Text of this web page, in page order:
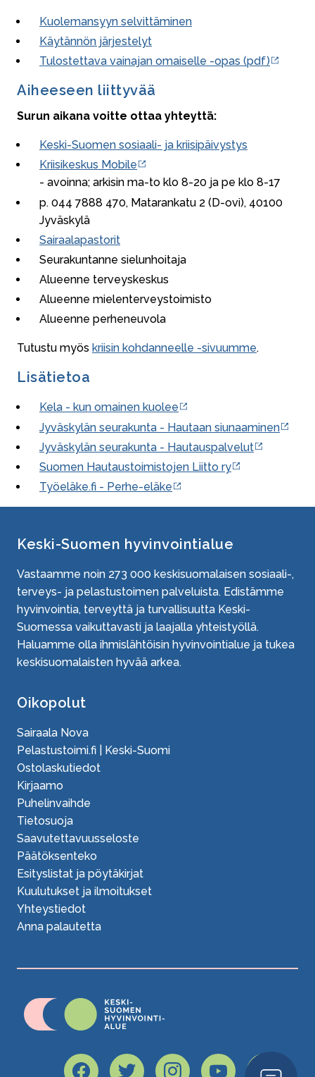
Open
Kuolemansyyn selvittäminen
Käytännön järjestelyt
Tulostettava vainajan omaiselle -opas (pdf)
Aiheeseen liittyvää
Surun aikana voitte ottaa yhteyttä:
Keski-Suomen sosiaali- ja kriisipäivystys
Kriisikeskus Mobile
- avoinna; arkisin ma-to klo 8-20 ja pe klo 8-17
p. 044 7888 470, Matarankatu 2 (D-ovi), 40100
Jyväskylä
Sairaalapastorit
Seurakuntanne sielunhoitaja
Alueenne terveyskeskus
Alueenne mielenterveystoimisto
Alueenne perheneuvola
Tutustu myös kriisin kohdanneelle -sivuumme.
Lisätietoa
Kela - kun omainen kuolee
Jyväskylän seurakunta - Hautaan siunaaminen
Jyväskylän seurakunta - Hautauspalvelut
Suomen Hautaustoimistojen Liitto ry
Työeläke.fi - Perhe-eläke
Keski-Suomen hyvinvointialue
Vastaamme noin 273 000 keskisuomalaisen sosiaali-,
terveys- ja pelastustoimen palveluista. Edistämme
hyvinvointia, terveyttä ja turvallisuutta Keski-
Suomessa vaikuttavasti ja laajalla yhteistyöllä.
Haluamme olla ihmislähtöisin hyvinvointialue ja tukea
keskisuomalaisten hyvää arkea.
Oikopolut
Sairaala Nova
Pelastustoimi.fi | Keski-Suomi
Ostolaskutiedot
Kirjaamo
Puhelinvaihde
Tietosuoja
Saavutettavuusseloste
Päätöksenteko
Esityslistat ja pöytäkirjat
Kuulutukset ja ilmoitukset
Yhteystiedot
Anna palautetta